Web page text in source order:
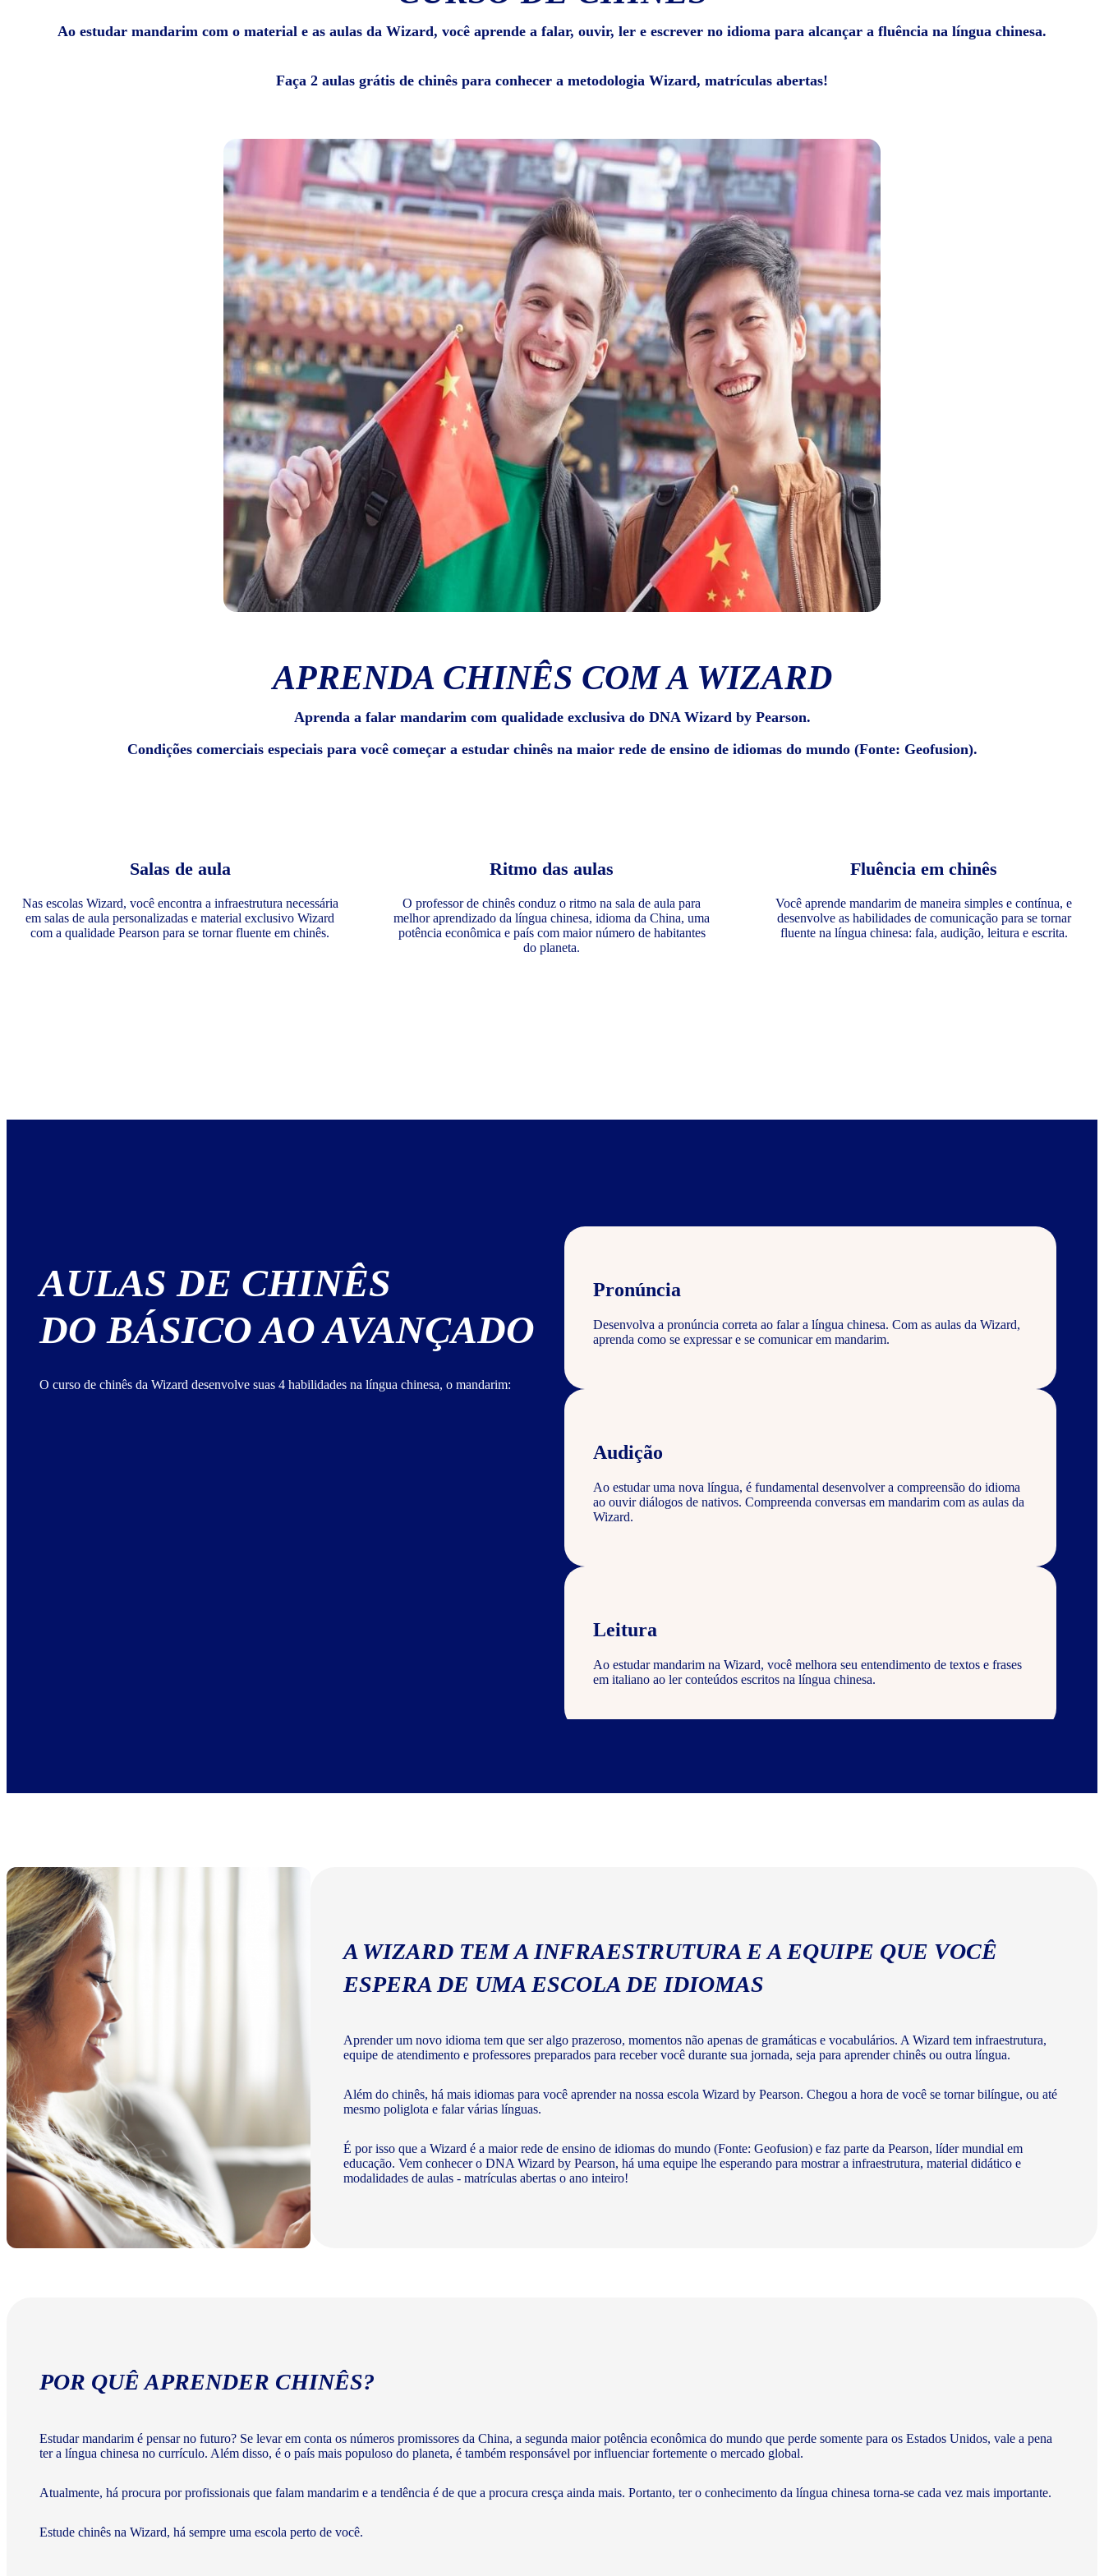
Ao estudar mandarim com o material e as aulas da Wizard, você aprende a falar, ouvir, ler e escrever no idioma para alcançar a fluência na língua chinesa.
Faça 2 aulas grátis de chinês para conhecer a metodologia Wizard, matrículas abertas!
APRENDA CHINÊS COM A WIZARD
Aprenda a falar mandarim com qualidade exclusiva do DNA Wizard by Pearson.
Condições comerciais especiais para você começar a estudar chinês na maior rede de ensino de idiomas do mundo (Fonte: Geofusion).
Salas de aula
Nas escolas Wizard, você encontra a infraestrutura necessária
em salas de aula personalizadas e material exclusivo Wizard
com a qualidade Pearson para se tornar fluente em chinês.
Ritmo das aulas
O professor de chinês conduz o ritmo na sala de aula para
melhor aprendizado da língua chinesa, idioma da China, uma
potência econômica e país com maior número de habitantes
do planeta.
Fluência em chinês
Você aprende mandarim de maneira simples e contínua, e
desenvolve as habilidades de comunicação para se tornar
fluente na língua chinesa: fala, audição, leitura e escrita.
AULAS DE CHINÊS
DO BÁSICO AO AVANÇADO
O curso de chinês da Wizard desenvolve suas 4 habilidades na língua chinesa, o mandarim:
Pronúncia
Desenvolva a pronúncia correta ao falar a língua chinesa. Com as aulas da Wizard,
aprenda como se expressar e se comunicar em mandarim.
Audição
Ao estudar uma nova língua, é fundamental desenvolver a compreensão do idioma
ao ouvir diálogos de nativos. Compreenda conversas em mandarim com as aulas da
Wizard.
Leitura
Ao estudar mandarim na Wizard, você melhora seu entendimento de textos e frases
em italiano ao ler conteúdos escritos na língua chinesa.
Escrita
A WIZARD TEM A INFRAESTRUTURA E A EQUIPE QUE VOCÊ
ESPERA DE UMA ESCOLA DE IDIOMAS
Aprender um novo idioma tem que ser algo prazeroso, momentos não apenas de gramáticas e vocabulários. A Wizard tem infraestrutura,
equipe de atendimento e professores preparados para receber você durante sua jornada, seja para aprender chinês ou outra língua.
Além do chinês, há mais idiomas para você aprender na nossa escola Wizard by Pearson. Chegou a hora de você se tornar bilíngue, ou até
mesmo poliglota e falar várias línguas.
É por isso que a Wizard é a maior rede de ensino de idiomas do mundo (Fonte: Geofusion) e faz parte da Pearson, líder mundial em
educação. Vem conhecer o DNA Wizard by Pearson, há uma equipe lhe esperando para mostrar a infraestrutura, material didático e
modalidades de aulas - matrículas abertas o ano inteiro!
POR QUÊ APRENDER CHINÊS?
Estudar mandarim é pensar no futuro? Se levar em conta os números promissores da China, a segunda maior potência econômica do mundo que perde somente para os Estados Unidos, vale a pena
ter a língua chinesa no currículo. Além disso, é o país mais populoso do planeta, é também responsável por influenciar fortemente o mercado global.
Atualmente, há procura por profissionais que falam mandarim e a tendência é de que a procura cresça ainda mais. Portanto, ter o conhecimento da língua chinesa torna-se cada vez mais importante.
Estude chinês na Wizard, há sempre uma escola perto de você.